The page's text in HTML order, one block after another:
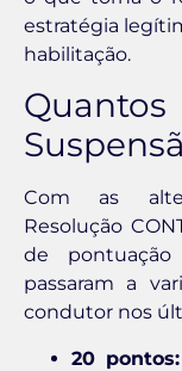
estratégia
habilitação.
Quantos
Com as
Resolução
de
passaram a
condutor nos
20 pontos: